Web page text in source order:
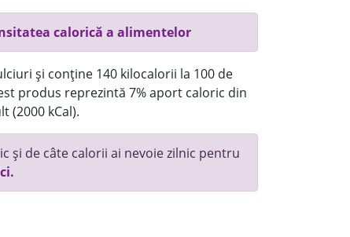
calorică a alimentelor
și conține 140 kilocalorii la 100 de
produs reprezintă 7% aport caloric din
(2000 kCal).
și de câte calorii ai nevoie zilnic pentru